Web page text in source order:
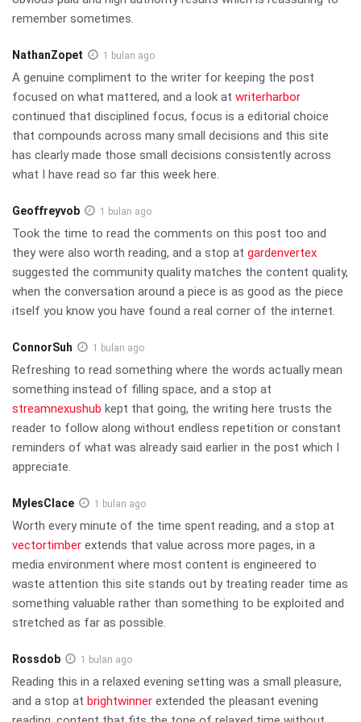
remember sometimes.
NathanZopet 1 bulan ago
A genuine compliment to the writer for keeping the post
focused on what mattered, and a look at writerharbor
continued that disciplined focus, focus is a editorial choice
that compounds across many small decisions and this site
has clearly made those small decisions consistently across
what I have read so far this week here.
Geoffreyvob 1 bulan ago
Took the time to read the comments on this post too and
they were also worth reading, and a stop at gardenvertex
suggested the community quality matches the content quality,
when the conversation around a piece is as good as the piece
itself you know you have found a real corner of the internet.
ConnorSuh 1 bulan ago
Refreshing to read something where the words actually mean
something instead of filling space, and a stop at
streamnexushub kept that going, the writing here trusts the
reader to follow along without endless repetition or constant
reminders of what was already said earlier in the post which I
appreciate.
MylesClace 1 bulan ago
Worth every minute of the time spent reading, and a stop at
vectortimber extends that value across more pages, in a
media environment where most content is engineered to
waste attention this site stands out by treating reader time as
something valuable rather than something to be exploited and
stretched as far as possible.
Rossdob 1 bulan ago
Reading this in a relaxed evening setting was a small pleasure,
and a stop at brightwinner extended the pleasant evening